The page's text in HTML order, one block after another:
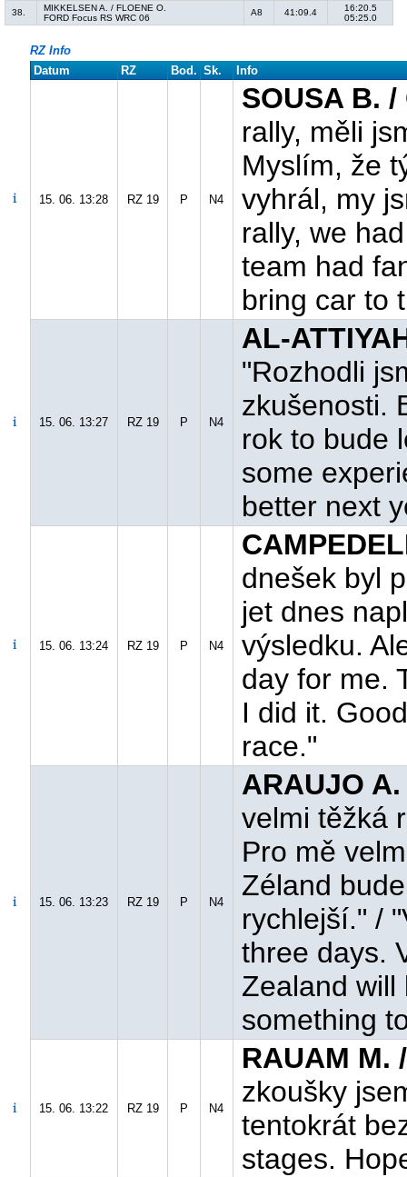
38.
MIKKELSEN A. / FLOENE O.
FORD Focus RS WRC 06
A8 41:09.4
16:20.5
05:25.0
RZ Info
Datum
RZ Bod. Sk. Info
15. 06. 13:28 RZ 19 P N4
SOUSA B.
rally, měli
Myslím, že
vyhrál, my
rally, we
team had
bring car to
15. 06. 13:27 RZ 19 P N4
AL-
"Rozhodli
zkušenosti.
rok to bude
some
better next
15. 06. 13:24 RZ 19 P N4
dnešek byl
jet dnes
výsledku.
day for me.
I did it.
race."
15. 06. 13:23 RZ 19 P N4
ARAUJO
velmi těžká
Pro mě
Zéland
rychlejší." /
three days.
Zealand will
something
15. 06. 13:22 RZ 19 P N4
RAUAM M.
zkoušky
tentokrát
stages.